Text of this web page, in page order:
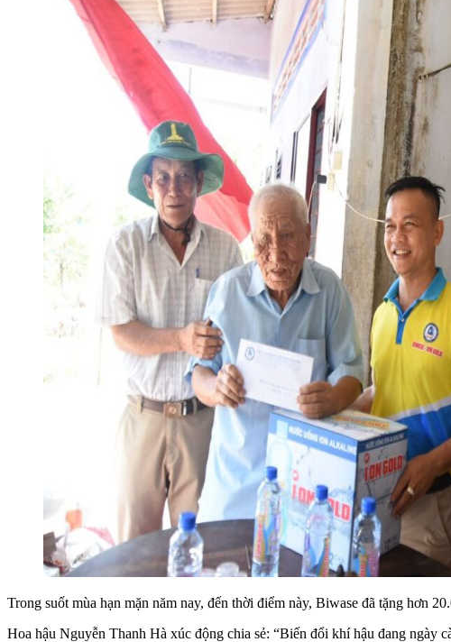
Trong suốt mùa hạn mặn năm nay, đến thời điểm này, Biwase đã tặng hơn
Hoa hậu Nguyễn Thanh Hà xúc động chia sẻ: “Biến đổi khí hậu đang